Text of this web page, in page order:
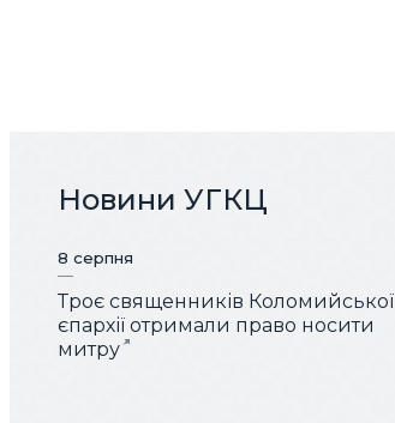
Новини УГКЦ
8 серпня
Троє священників Коломийської
єпархії отримали право носити
митру